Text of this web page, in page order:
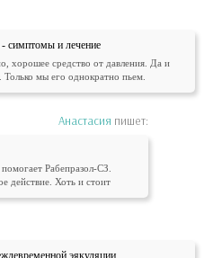
- симптомы и лечение
хорошее средство от давления. Да и
Только мы его однократно пьем.
Анастасия пишет:
Рабепразол-СЗ.
действие. Хоть и стоит
эякуляции